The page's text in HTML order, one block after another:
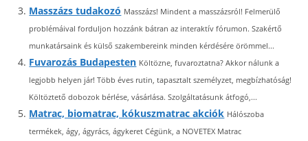
Masszázs tudakozó Masszázs! Mindent a masszázsról! Felmerülő
problémáival forduljon hozzánk bátran az interaktív fórumon. Szakértő
munkatársaink és külső szakembereink minden kérdésére örömmel...
Fuvarozás Budapesten Költözne, fuvaroztatna? Akkor nálunk a
legjobb helyen jár! Több éves rutin, tapasztalt személyzet, megbízhatóság!
Költöztető dobozok bérlése, vásárlása. Szolgáltatásunk átfogó,...
Matrac, biomatrac, kókuszmatrac akciók Hálószoba
termékek, ágy, ágyrács, ágykeret Cégünk, a NOVETEX Matrac